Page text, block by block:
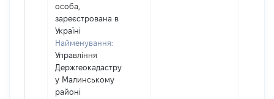
особа,
зареєстрована в
Україні
Найменування:
Управління
Держгеокадастру
у Малинському
районі